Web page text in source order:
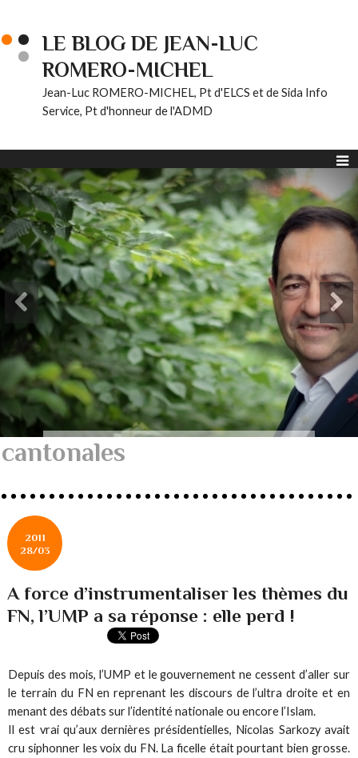
LE BLOG DE JEAN-LUC
ROMERO-MICHEL
Jean-Luc ROMERO-MICHEL, Pt d'ELCS et de Sida Info
Service, Pt d'honneur de l'ADMD
cantonales
2011
28/03
A force d’instrumentaliser les thèmes du
FN, l’UMP a sa réponse : elle perd !
Depuis des mois, l’UMP et le gouvernement ne cessent d’aller sur
le terrain du FN en reprenant les discours de l’ultra droite et en
menant des débats sur l’identité nationale ou encore l’Islam.
Il est vrai qu’aux dernières présidentielles, Nicolas Sarkozy avait
cru siphonner les voix du FN. La ficelle était pourtant bien grosse.